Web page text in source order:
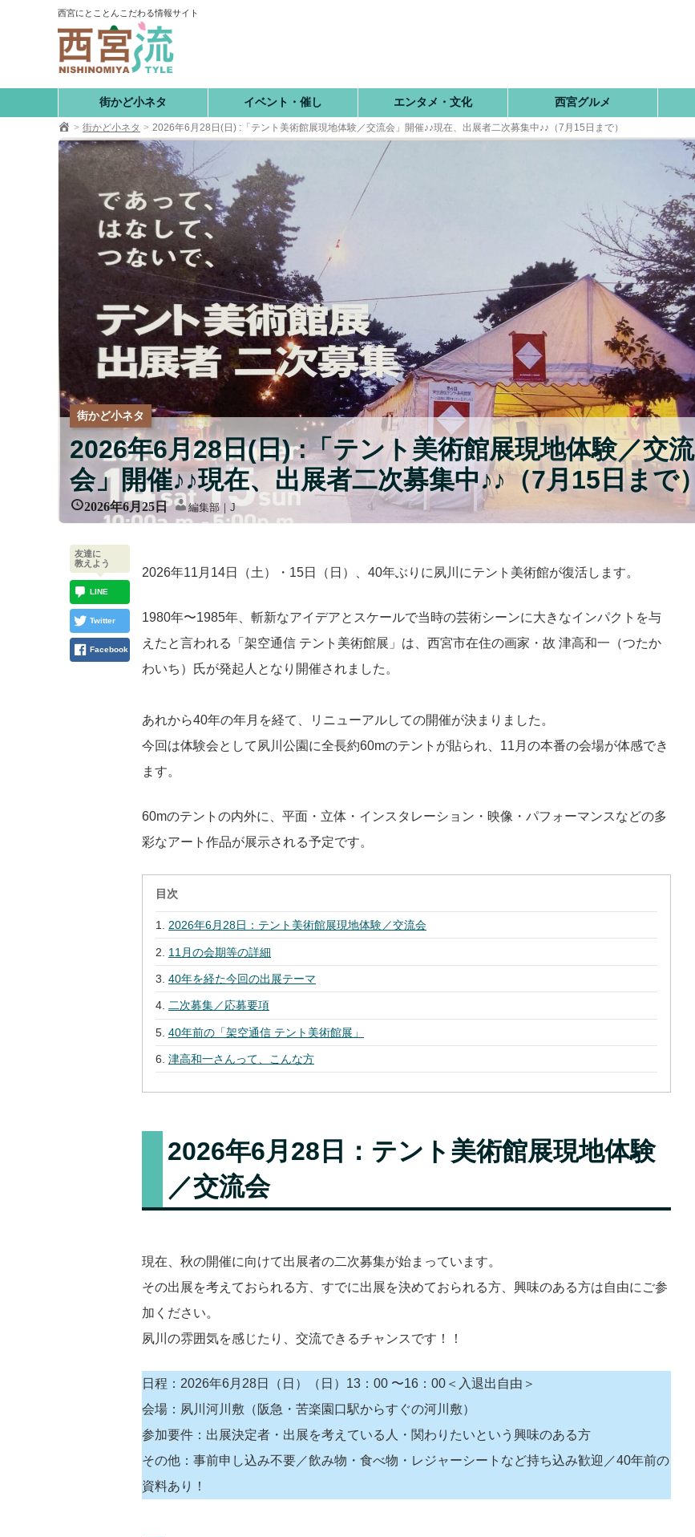
西宮にとことんこだわる情報サイト
街かど小ネタ イベント・催し エンタメ・文化 西宮グルメ
街かど小ネタ 2026年6月28日(日) :「テント美術館展現地体験／交流会」開催♪♪現在、出展者二次募集中♪♪（7月15日まで）
街かど小ネタ
2026年6月28日(日) :「テント美術館展現地体験／交流
会」開催♪♪現在、出展者二次募集中♪♪（7月15日まで）
2026年6月25日 編集部｜J
2026年11月14日（土）・15日（日）、40年ぶりに夙川にテント美術館が復活します。
1980年〜1985年、斬新なアイデアとスケールで当時の芸術シーンに大きなインパクトを与
えたと言われる「架空通信 テント美術館展」は、西宮市在住の画家・故 津高和一（つたか
わいち）氏が発起人となり開催されました。
あれから40年の年月を経て、リニューアルしての開催が決まりました。
今回は体験会として夙川公園に全長約60mのテントが貼られ、11月の本番の会場が体感でき
ます。
60mのテントの内外に、平面・立体・インスタレーション・映像・パフォーマンスなどの多
彩なアート作品が展示される予定です。
目次
2026年6月28日：テント美術館展現地体験／交流会
11月の会期等の詳細
40年を経た今回の出展テーマ
二次募集／応募要項
40年前の「架空通信 テント美術館展」
津高和一さんって、こんな方
2026年6月28日：テント美術館展現地体験
／交流会
現在、秋の開催に向けて出展者の二次募集が始まっています。
その出展を考えておられる方、すでに出展を決めておられる方、興味のある方は自由にご参
加ください。
夙川の雰囲気を感じたり、交流できるチャンスです！！
日程：2026年6月28日（日）（日）13：00 〜16：00＜入退出自由＞
会場：夙川河川敷（阪急・苦楽園口駅からすぐの河川敷）
参加要件：出展決定者・出展を考えている人・関わりたいという興味のある方
その他：事前申し込み不要／飲み物・食べ物・レジャーシートなど持ち込み歓迎／40年前の
資料あり！
友達に
教えよう
LINE
Twitter
Facebook